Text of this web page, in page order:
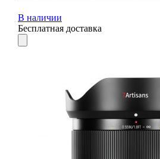
В наличии
Бесплатная доставка